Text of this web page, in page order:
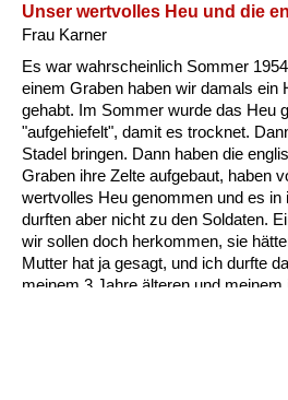
Unser wertvolles Heu und die
Frau Karner
Es war wahrscheinlich Sommer
einem Graben haben wir damals ein
gehabt. Im Sommer wurde das Heu
"aufgehiefelt", damit es trocknet.
Stadel bringen. Dann haben die
Graben ihre Zelte aufgebaut, haben
wertvolles Heu genommen und es in
durften aber nicht zu den Soldaten.
wir sollen doch herkommen, sie
Mutter hat ja gesagt, und ich durfte
meinem 3 Jahre älteren und